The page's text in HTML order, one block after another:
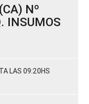
Nº
INSUMOS
LAS 09:20HS